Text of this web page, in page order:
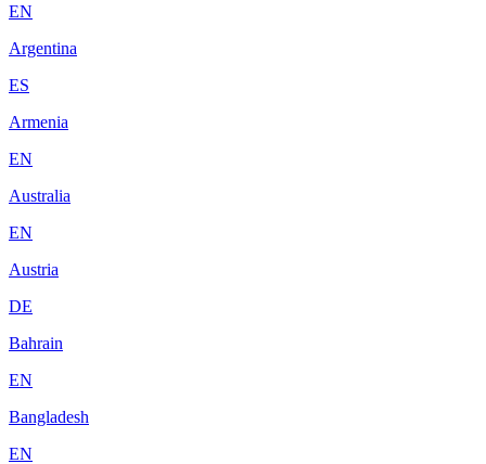
EN
Argentina
ES
Armenia
EN
Australia
EN
Austria
DE
Bahrain
EN
Bangladesh
EN